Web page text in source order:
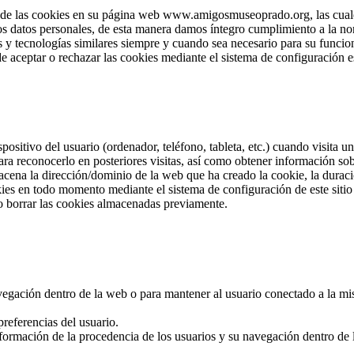
las cookies en su página web www.amigosmuseoprado.org, las
personales, de esta manera damos íntegro cumplimiento a la
tecnologías similares siempre y cuando sea necesario para su
aceptar o rechazar las cookies mediante el sistema de
del usuario (ordenador, teléfono, tableta, etc.) cuando visita
reconocerlo en posteriores visitas, así como obtener información
la dirección/dominio de la web que ha creado la cookie, la
en todo momento mediante el sistema de configuración de este
las cookies almacenadas previamente.
dentro de la web o para mantener al usuario conectado a la
del usuario.
de la procedencia de los usuarios y su navegación dentro